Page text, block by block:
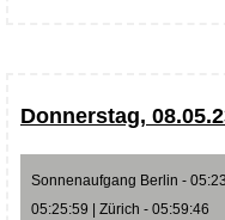
Donnerstag,
Sonnenaufgang Berlin -
05:25:59 | Zürich - 05:59:46